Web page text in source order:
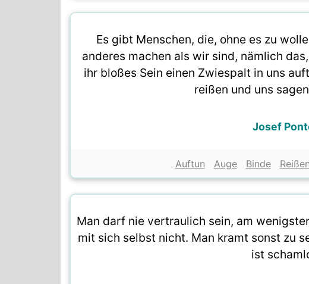
Es gibt Menschen, die, ohne es zu
anderes machen als wir sind, nämlich
ihr bloßes Sein einen Zwiespalt in uns
reißen und uns
Josef
Auftun Auge Binde Reißen
Man darf nie vertraulich sein, am
mit sich selbst nicht. Man kramt sonst zu
ist